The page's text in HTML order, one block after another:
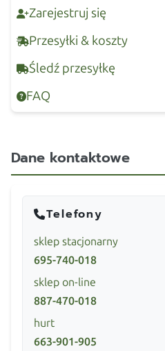
Zarejestruj się
Przesyłki & koszty
Śledź przesyłkę
FAQ
Dane kontaktowe
Telefony
sklep stacjonarny
695-740-018
sklep on-line
887-470-018
hurt
663-901-905